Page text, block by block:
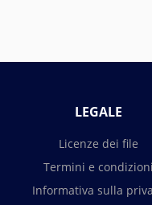
LEGALE
Licenze dei file
Termini e condizioni
Informativa sulla